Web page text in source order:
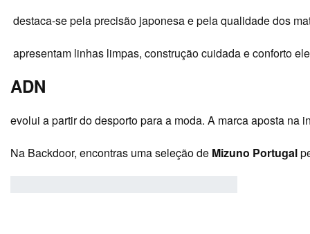
destaca-se pela precisão japonesa e pela qualidade dos
apresentam linhas limpas, construção cuidada e conforto
ADN
evolui a partir do desporto para a moda. A marca aposta na
Na Backdoor, encontras uma seleção de Mizuno Portugal